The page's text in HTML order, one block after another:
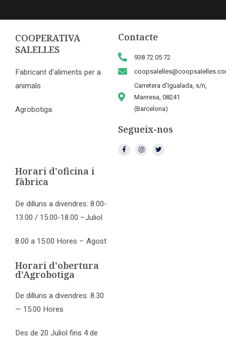
COOPERATIVA
SALELLES
Fabricant d’aliments per a
animals
Agrobotiga.
Contacte
938 72 05 72
Carretera d'Igualada, s/n,
Manresa, 08241
(Barcelona)
Segueix-nos
Horari d'oficina i
fàbrica
De dilluns a divendres: 8.00-
13.00 / 15.00-18.00 –Juliol
8.00 a 15.00 Hores – Agost
Horari d'obertura
d'Agrobotiga
De dilluns a divendres: 8.30
— 15.00 Hores
Des de 20 Juliol fins 4 de